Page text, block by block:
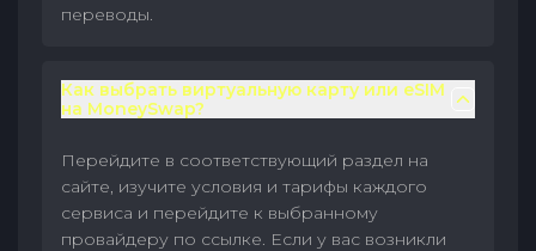
переводы.
Как выбрать виртуальную карту или eSIM
на MoneySwap?
Перейдите в соответствующий раздел на
сайте, изучите условия и тарифы каждого
сервиса и перейдите к выбранному
провайдеру по ссылке. Если у вас возникли